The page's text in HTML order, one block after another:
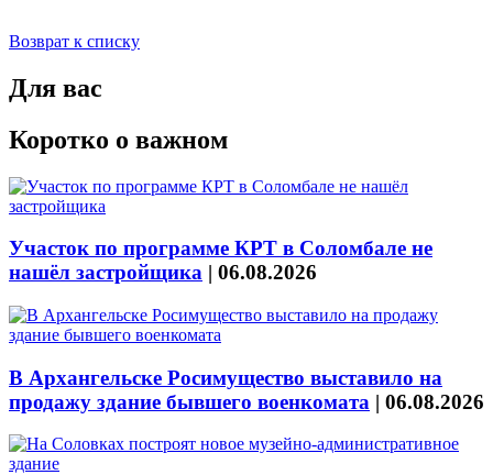
Возврат к списку
Для вас
Коротко о важном
Участок по программе КРТ в Соломбале не
нашёл застройщика | 06.08.2026
В Архангельске Росимущество выставило на
продажу здание бывшего военкомата | 06.08.2026